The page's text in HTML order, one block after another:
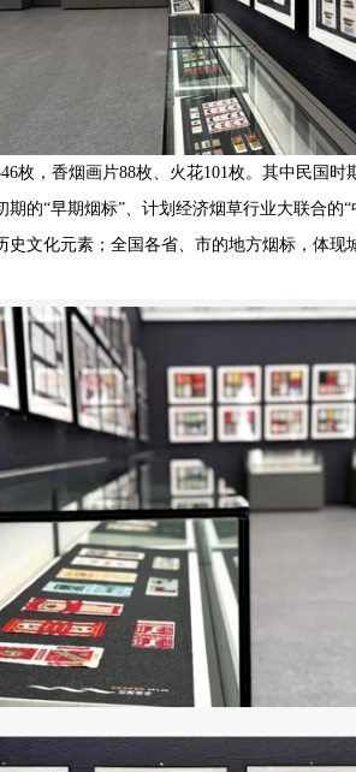
枚，香烟画片88枚、火花101枚。其中民国时
期的“早期烟标”、计划经济烟草行业大联合的
史文化元素；全国各省、市的地方烟标，体现